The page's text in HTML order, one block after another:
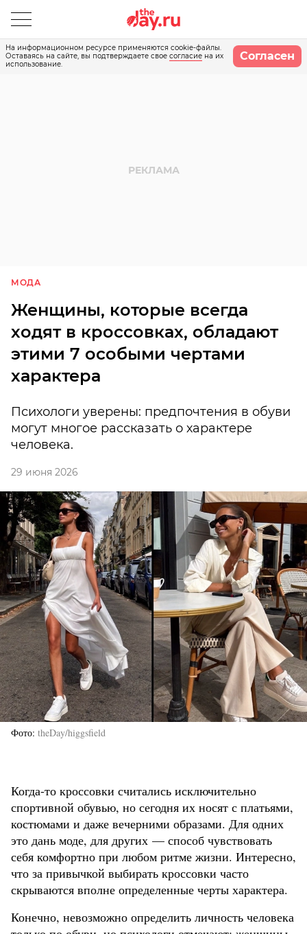
На информационном ресурсе применяются cookie-файлы.
Оставаясь на сайте, вы подтверждаете свое согласие на их
использование.
Согласен
МОДА
Женщины, которые всегда
ходят в кроссовках, обладают
этими 7 особыми чертами
характера
Психологи уверены: предпочтения в обуви
могут многое рассказать о характере
человека.
29 июня 2026
Фото theDay/higgsfield
Когда-то кроссовки считались исключительно
спортивной обувью, но сегодня их носят с платьями,
костюмами и даже вечерними образами. Для одних
это дань моде, для других — способ чувствовать
себя комфортно при любом ритме жизни. Интересно,
что за привычкой выбирать кроссовки часто
скрываются вполне определенные черты характера.
Конечно, невозможно определить личность человека